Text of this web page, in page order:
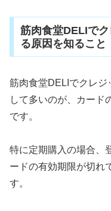
筋肉食堂DELIで
る原因を知ること
筋肉食堂DELIでクレジ
して多いのが、カード
です。
特に定期購入の場合、
ードの有効期限が切れ
す。